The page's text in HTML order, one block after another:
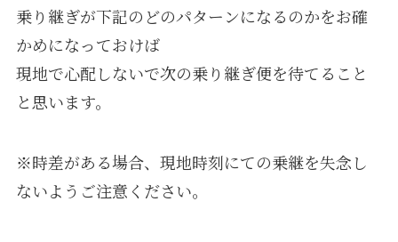
乗り継ぎが下記のどのパターンになるのかをお確
かめになっておけば
現地で心配しないで次の乗り継ぎ便を待てること
と思います。
※時差がある場合、現地時刻にての乗継を失念し
ないようご注意ください。